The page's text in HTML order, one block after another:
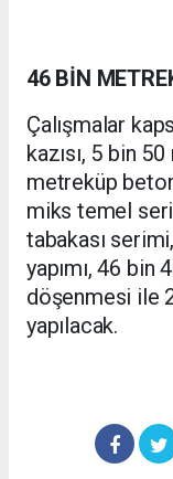
46 BİN
Çalışmalar
kazısı, 5 bin
metreküp
miks temel
tabakası
yapımı, 46 bin
döşenmesi ile
yapılacak.